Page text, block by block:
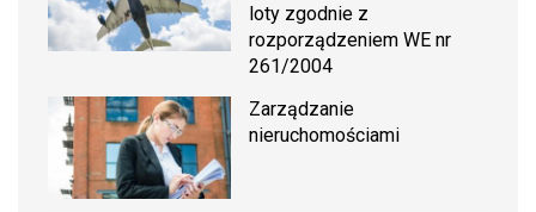
loty zgodnie z
rozporządzeniem WE nr
261/2004
Zarządzanie
nieruchomościami